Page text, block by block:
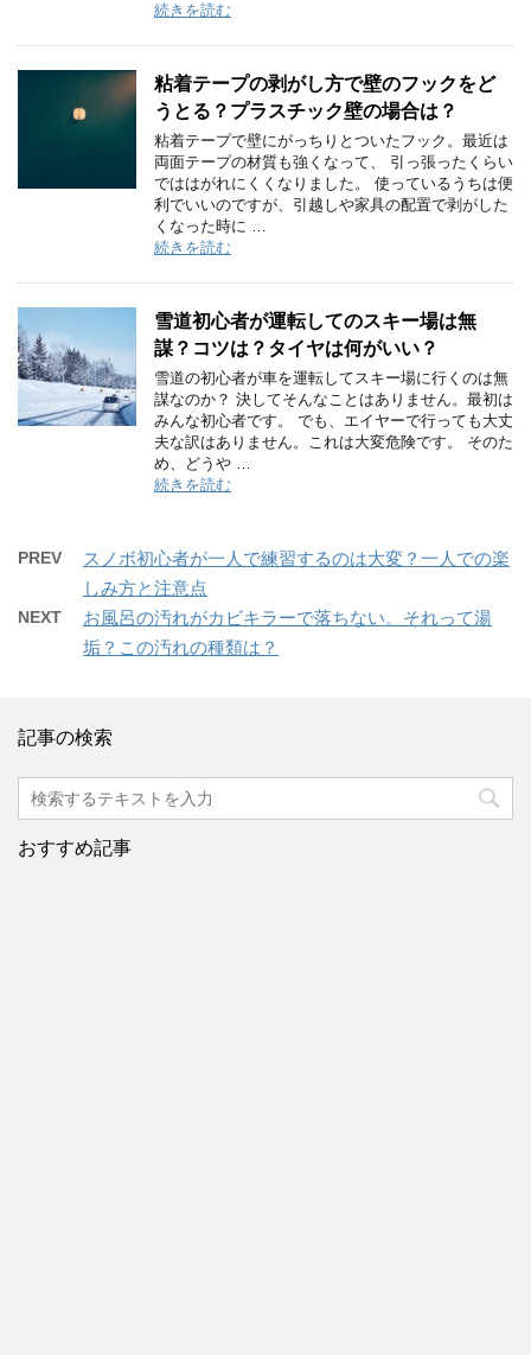
続きを読む
粘着テープの剥がし方で壁のフックをど
うとる？プラスチック壁の場合は？
粘着テープで壁にがっちりとついたフック。最近は
両面テープの材質も強くなって、 引っ張ったくらい
でははがれにくくなりました。 使っているうちは便
利でいいのですが、引越しや家具の配置で剥がした
くなった時に …
続きを読む
雪道初心者が運転してのスキー場は無
謀？コツは？タイヤは何がいい？
雪道の初心者が車を運転してスキー場に行くのは無
謀なのか？ 決してそんなことはありません。最初は
みんな初心者です。 でも、エイヤーで行っても大丈
夫な訳はありません。これは大変危険です。 そのた
め、どうや …
続きを読む
PREV
スノボ初心者が一人で練習するのは大変？一人での楽
しみ方と注意点
NEXT
お風呂の汚れがカビキラーで落ちない。それって湯
垢？この汚れの種類は？
記事の検索
おすすめ記事